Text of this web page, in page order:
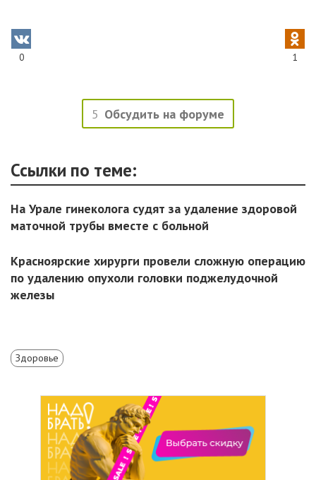
0 1
5 Обсудить на форуме
Ссылки по теме:
На Урале гинеколога судят за удаление здоровой
маточной трубы вместе с больной
Красноярские хирурги провели сложную операцию
по удалению опухоли головки поджелудочной
железы
Здоровье